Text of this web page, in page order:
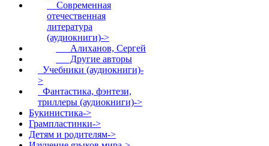
Современная
отечественная
литература
(аудиокниги)->
Алиханов, Сергей
Другие авторы
Учебники (аудиокниги)-
>
Фантастика, фэнтези,
триллеры (аудиокниги)->
Букинистика->
Грампластинки->
Детям и родителям->